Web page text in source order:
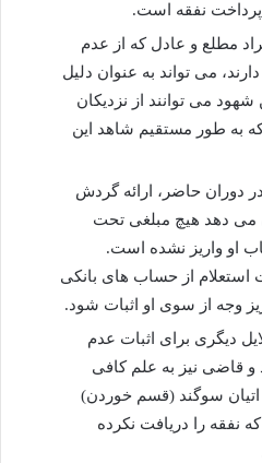
پرداخت نفقه است.
مطلع و عادل که از عدم
می تواند به عنوان دلیل
شهود می توانند از نزدیکان
که به طور مستقیم شاهد این
دوران حاضر، ارائه گردش
دهد هیچ مبلغی تحت
او واریز نشده است.
از حساب های بانکی
وجه از سوی او اثبات شود.
دیگری برای اثبات عدم
و قاضی نیز به علم کافی
اتیان سوگند (قسم خوردن)
نفقه را دریافت نکرده